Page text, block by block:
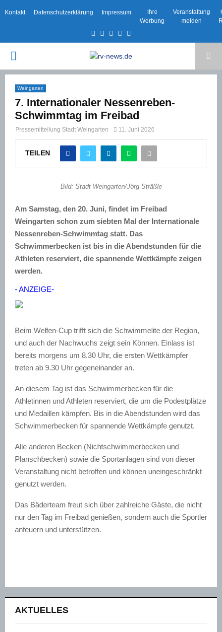
Kontakt Datenschutzerklärung Impressum
Ihre
Werbung
Veranstaltung
melden
Facebook
TwitterInstagram
Email
PRIMARY
MENU
Weingarten
7. Internationaler Nessenreben-
Schwimmtag im Freibad
Pressemitteilung Stadt Weingarten 11. Juni 2026
TEILEN
Bild: Stadt Weingarten/Jörg Sträßle
Am Samstag, den 20. Juni, findet im Freibad
Weingarten schon zum siebten Mal der Internationale
Nessenreben-Schwimmtag statt. Das
Schwimmerbecken ist bis in die Abendstunden für die
Athleten reserviert, die spannende Wettkämpfe zeigen
werden.
- ANZEIGE-
Beim Welfen-Cup trifft sich die Schwimmelite der Region,
und auch der Nachwuchs zeigt sein Können. Einlass ist
bereits morgens um 8.30 Uhr, die ersten Wettkämpfer
treten ab 9.30 Uhr gegeneinander an.
An diesem Tag ist das Schwimmerbecken für die
Athletinnen und Athleten reserviert, die um die Podestplätze
und Medaillen kämpfen. Bis in die Abendstunden wird das
Schwimmerbecken für spannende Wettkämpfe genutzt.
Alle anderen Becken (Nichtschwimmerbecken und
Planschbecken) sowie die Sportanlagen sind von dieser
Veranstaltung nicht betroffen und können uneingeschränkt
genutzt werden.
Das Bäderteam freut sich über zahlreiche Gäste, die nicht
nur den Tag im Freibad genießen, sondern auch die Sportler
anfeuern und unterstützen.
AKTUELLES